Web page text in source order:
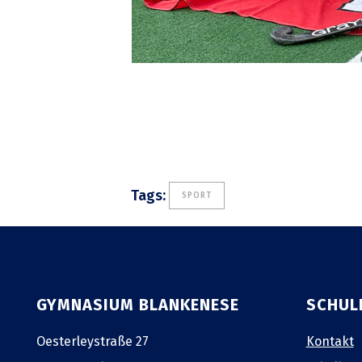
Tags: SPORT
GYMNASIUM BLANKENESE
Oesterleystraße 27
Kontakt